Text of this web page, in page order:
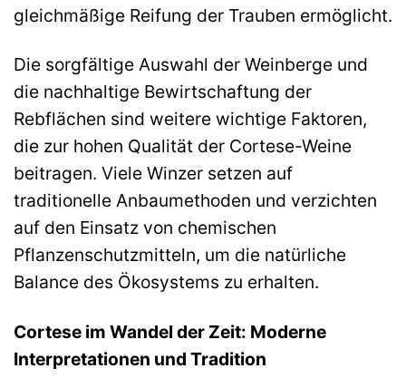
gleichmäßige Reifung der Trauben ermöglicht.
Die sorgfältige Auswahl der Weinberge und
die nachhaltige Bewirtschaftung der
Rebflächen sind weitere wichtige Faktoren,
die zur hohen Qualität der Cortese-Weine
beitragen. Viele Winzer setzen auf
traditionelle Anbaumethoden und verzichten
auf den Einsatz von chemischen
Pflanzenschutzmitteln, um die natürliche
Balance des Ökosystems zu erhalten.
Cortese im Wandel der Zeit: Moderne
Interpretationen und Tradition